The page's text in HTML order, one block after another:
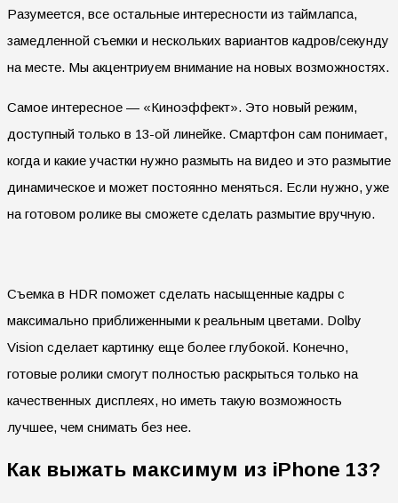
Разумеется, все остальные интересности из таймлапса,
замедленной съемки и нескольких вариантов кадров/секунду
на месте. Мы акцентриуем внимание на новых возможностях.
Самое интересное — «Киноэффект». Это новый режим,
доступный только в 13-ой линейке. Смартфон сам понимает,
когда и какие участки нужно размыть на видео и это размытие
динамическое и может постоянно меняться. Если нужно, уже
на готовом ролике вы сможете сделать размытие вручную.
Съемка в HDR поможет сделать насыщенные кадры с
максимально приближенными к реальным цветами. Dolby
Vision сделает картинку еще более глубокой. Конечно,
готовые ролики смогут полностью раскрыться только на
качественных дисплеях, но иметь такую возможность
лучшее, чем снимать без нее.
Как выжать максимум из iPhone 13?